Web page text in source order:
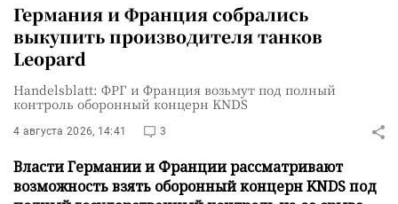
Германия и Франция собрались
выкупить производителя танков
Leopard
Handelsblatt: ФРГ и Франция возьмут под полный
контроль оборонный концерн KNDS
4 августа 2026, 14:41 3
Власти Германии и Франции рассматривают
возможность взять оборонный концерн KNDS под